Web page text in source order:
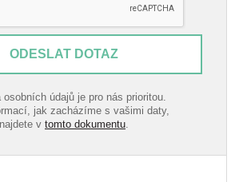
ODESLAT DOTAZ
osobních údajů je pro nás prioritou.
jak zacházíme s vašimi daty,
najdete v tomto dokumentu.